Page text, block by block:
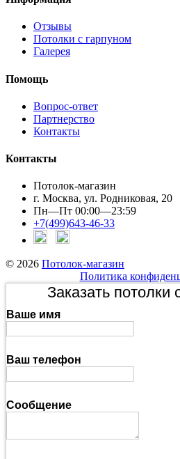
Отзывы
Потолки с гарпуном
Галерея
Помощь
Вопрос-ответ
Партнерство
Контакты
Контакты
Потолок-магазин
г. Москва, ул. Родниковая, 20
Пн—Пт 00:00—23:59
+7(499)643-46-33
© 2026 Потолок-магазин
Политика
Заказать потолки
Ваше имя
Ваш телефон
Сообщение